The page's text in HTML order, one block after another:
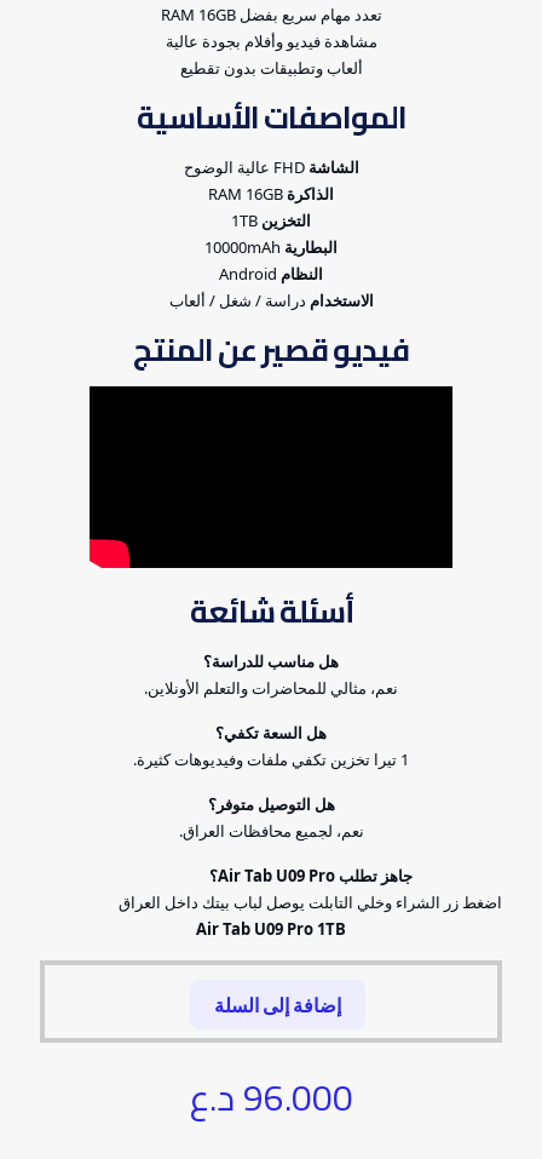
تعدد مهام سريع بفضل RAM 16GB
مشاهدة فيديو وأفلام بجودة عالية
ألعاب وتطبيقات بدون تقطيع
المواصفات الأساسية
الشاشة FHD عالية الوضوح
الذاكرة
التخزين
البطارية
النظام
الاستخدام دراسة / شغل / ألعاب
فيديو قصير عن المنتج
أسئلة شائعة
هل مناسب للدراسة؟
نعم، مثالي للمحاضرات والتعلم الأونلاين.
هل السعة تكفي؟
1 تيرا تخزين تكفي ملفات وفيديوهات كثيرة.
هل التوصيل متوفر؟
نعم، لجميع محافظات العراق.
جاهز تطلب Air Tab U09 Pro؟
اضغط زر الشراء وخلي التابلت يوصل لباب بيتك داخل العراق
Air Tab U09 Pro 1TB
إضافة إلى السلة
96.000د.ع